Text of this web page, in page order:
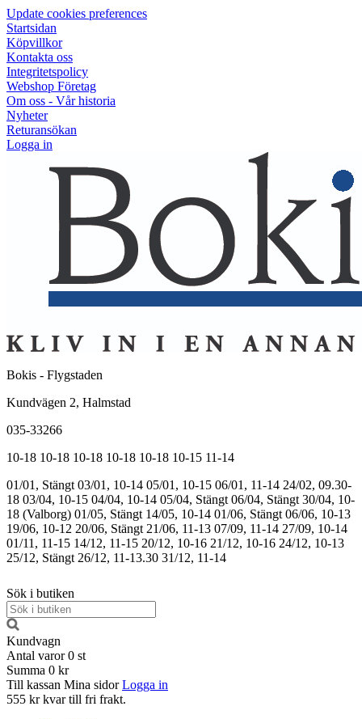
Update cookies preferences
Startsidan
Köpvillkor
Kontakta oss
Integritetspolicy
Webshop Företag
Om oss - Vår historia
Nyheter
Returansökan
Logga in
Bokis - Flygstaden
Kundvägen 2, Halmstad
035-33266
10-18 10-18 10-18 10-18 10-18 10-15 11-14
01/01, Stängt 03/01, 10-14 05/01, 10-15 06/01, 11-14 24/02, 09.30-
18 03/04, 10-15 04/04, 10-14 05/04, Stängt 06/04, Stängt 30/04, 10-
18 (Valborg) 01/05, Stängt 14/05, 10-14 01/06, Stängt 06/06, 10-13
19/06, 10-12 20/06, Stängt 21/06, 11-13 07/09, 11-14 27/09, 10-14
01/11, 11-15 14/12, 11-15 20/12, 10-16 21/12, 10-16 24/12, 10-13
25/12, Stängt 26/12, 11-13.30 31/12, 11-14
Sök i butiken
Kundvagn
Antal varor 0 st
Summa 0 kr
Till kassan Mina sidor Logga in
555 kr kvar till fri frakt.